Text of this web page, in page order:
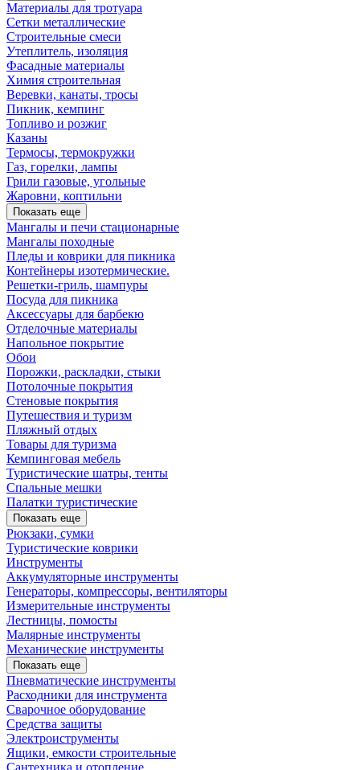
Материалы для тротуара
Сетки металлические
Строительные смеси
Утеплитель, изоляция
Фасадные материалы
Химия строительная
Веревки, канаты, тросы
Пикник, кемпинг
Топливо и розжиг
Казаны
Термосы, термокружки
Газ, горелки, лампы
Грили газовые, угольные
Жаровни, коптильни
Показать еще
Мангалы и печи стационарные
Мангалы походные
Пледы и коврики для пикника
Контейнеры изотермические.
Решетки-гриль, шампуры
Посуда для пикника
Аксессуары для барбекю
Отделочные материалы
Напольное покрытие
Обои
Порожки, раскладки, стыки
Потолочные покрытия
Стеновые покрытия
Путешествия и туризм
Пляжный отдых
Товары для туризма
Кемпинговая мебель
Туристические шатры, тенты
Спальные мешки
Палатки туристические
Показать еще
Рюкзаки, сумки
Туристические коврики
Инструменты
Аккумуляторные инструменты
Генераторы, компрессоры, вентиляторы
Измерительные инструменты
Лестницы, помосты
Малярные инструменты
Механические инструменты
Показать еще
Пневматические инструменты
Расходники для инструмента
Сварочное оборудование
Средства защиты
Электроиструменты
Ящики, емкости строительные
Сантехника и отопление